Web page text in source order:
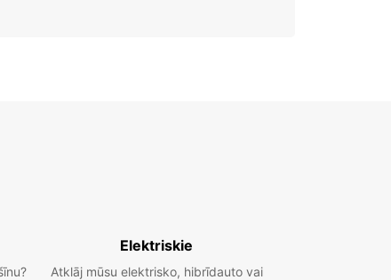
Elektriskie
Atklāj mūsu elektrisko, hibrīdauto vai